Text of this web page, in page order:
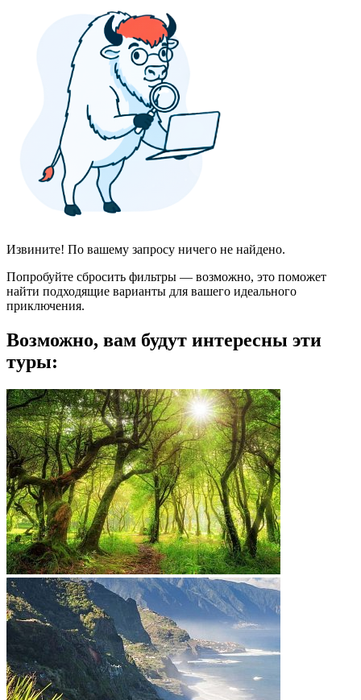
Извините! По вашему запросу ничего не найдено.
Попробуйте сбросить фильтры — возможно, это поможет
найти подходящие варианты для вашего идеального
приключения.
Возможно, вам будут интересны эти
туры: